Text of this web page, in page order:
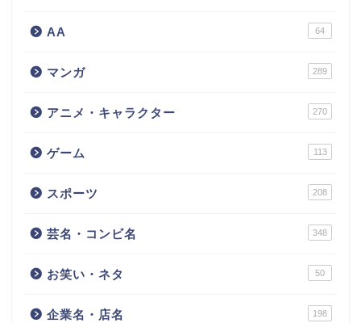
AA 64
マンガ 289
アニメ・キャラクター 270
ゲーム 113
スポーツ 208
芸名・コンビ名 348
お笑い・ネタ 50
企業名・店名 198